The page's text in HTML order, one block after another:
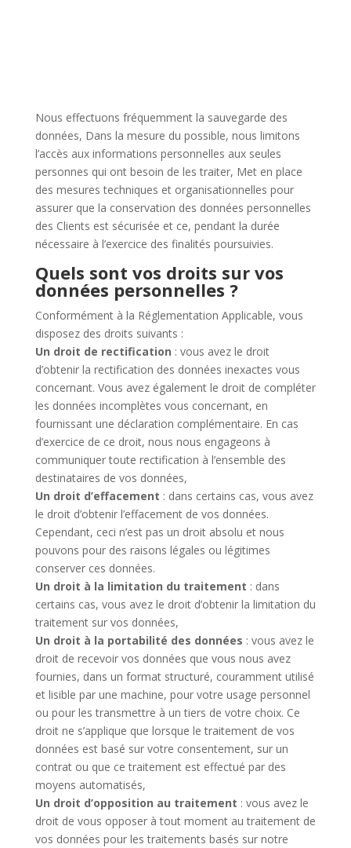
Nous effectuons fréquemment la sauvegarde des
données, Dans la mesure du possible, nous limitons
l’accès aux informations personnelles aux seules
personnes qui ont besoin de les traiter, Met en place
des mesures techniques et organisationnelles pour
assurer que la conservation des données personnelles
des Clients est sécurisée et ce, pendant la durée
nécessaire à l’exercice des finalités poursuivies.
Quels sont vos droits sur vos
données personnelles ?
Conformément à la Réglementation Applicable, vous
disposez des droits suivants :
Un droit de rectification : vous avez le droit
d’obtenir la rectification des données inexactes vous
concernant. Vous avez également le droit de compléter
les données incomplètes vous concernant, en
fournissant une déclaration complémentaire. En cas
d’exercice de ce droit, nous nous engageons à
communiquer toute rectification à l’ensemble des
destinataires de vos données,
Un droit d’effacement : dans certains cas, vous avez
le droit d’obtenir l’effacement de vos données.
Cependant, ceci n’est pas un droit absolu et nous
pouvons pour des raisons légales ou légitimes
conserver ces données.
Un droit à la limitation du traitement : dans
certains cas, vous avez le droit d’obtenir la limitation du
traitement sur vos données,
Un droit à la portabilité des données : vous avez le
droit de recevoir vos données que vous nous avez
fournies, dans un format structuré, couramment utilisé
et lisible par une machine, pour votre usage personnel
ou pour les transmettre à un tiers de votre choix. Ce
droit ne s’applique que lorsque le traitement de vos
données est basé sur votre consentement, sur un
contrat ou que ce traitement est effectué par des
moyens automatisés,
Un droit d’opposition au traitement : vous avez le
droit de vous opposer à tout moment au traitement de
vos données pour les traitements basés sur notre